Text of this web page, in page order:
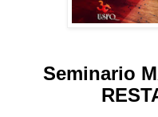
Seminario